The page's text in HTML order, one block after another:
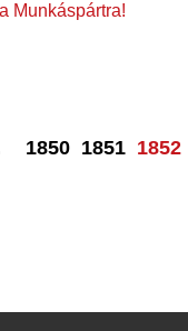
Munkáspártra!
1850 1851 1852